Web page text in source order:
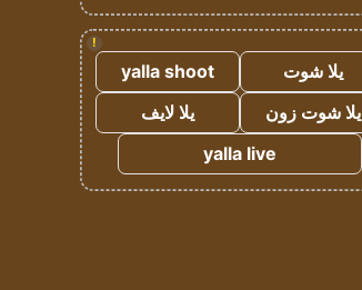
!
يلا شوت
yalla shoot
يلا شوت زون
يلا لايف
yalla live